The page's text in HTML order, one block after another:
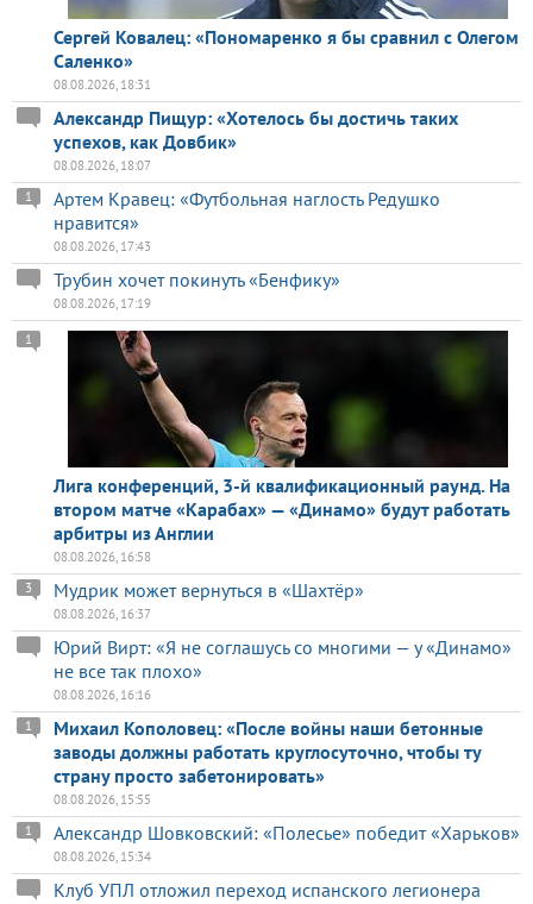
Сергей Ковалец: «Пономаренко я бы сравнил с Олегом
Саленко»
08.08.2026, 18:31
Александр Пищур: «Хотелось бы достичь таких
успехов, как Довбик»
08.08.2026, 18:07
Артем Кравец: «Футбольная наглость Редушко
нравится»
1
08.08.2026, 17:43
Трубин хочет покинуть «Бенфику»
08.08.2026, 17:19
Лига конференций, 3-й квалификационный раунд. На
втором матче «Карабах» — «Динамо» будут работать
арбитры из Англии
1
08.08.2026, 16:58
Мудрик может вернуться в «Шахтёр»
3
08.08.2026, 16:37
Юрий Вирт: «Я не соглашусь со многими — у «Динамо»
не все так плохо»
08.08.2026, 16:16
Михаил Кополовец: «После войны наши бетонные
заводы должны работать круглосуточно, чтобы ту
страну просто забетонировать»
1
08.08.2026, 15:55
Александр Шовковский: «Полесье» победит «Харьков»
1
08.08.2026, 15:34
Клуб УПЛ отложил переход испанского легионера